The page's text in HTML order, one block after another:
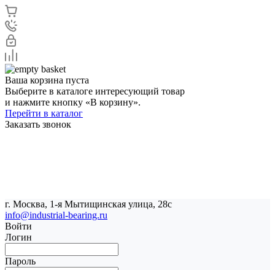
Ваша корзина пуста
Выберите в каталоге интересующий товар
и нажмите кнопку «В корзину».
Перейти в каталог
Заказать звонок
г. Москва, 1-я Мытищинская улица, 28с
info@industrial-bearing.ru
Войти
Логин
Пароль